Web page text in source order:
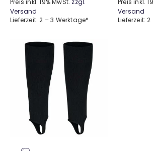
Preis inkl. 19% MwSt. zzgl.
Versand
Lieferzeit: 2 – 3 Werktage*
Preis inkl.
Versand
Lieferzeit: